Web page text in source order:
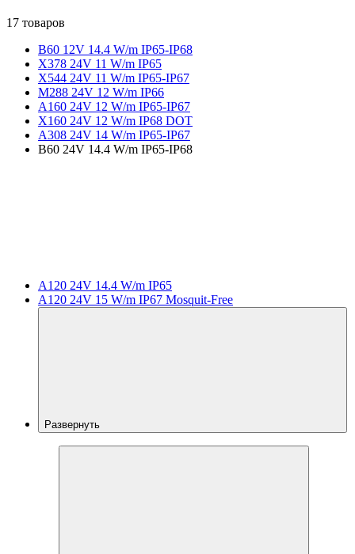
17 товаров
B60 12V 14.4 W/m IP65-IP68
X378 24V 11 W/m IP65
X544 24V 11 W/m IP65-IP67
M288 24V 12 W/m IP66
A160 24V 12 W/m IP65-IP67
X160 24V 12 W/m IP68 DOT
A308 24V 14 W/m IP65-IP67
B60 24V 14.4 W/m IP65-IP68
A120 24V 14.4 W/m IP65
A120 24V 15 W/m IP67 Mosquit-Free
Развернуть